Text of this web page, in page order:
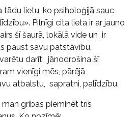
tādu lietu, ko psiholoģijā sauc
Pilnīgi cita lieta ir ar jauno
šī šaurā, lokālā vide un ir
paust savu patstāvību,
darīt, jānodrošina šī
vienīgi mēs, pārējā
atbalstu, sapratni, palīdzību.
gribas pieminēt trīs